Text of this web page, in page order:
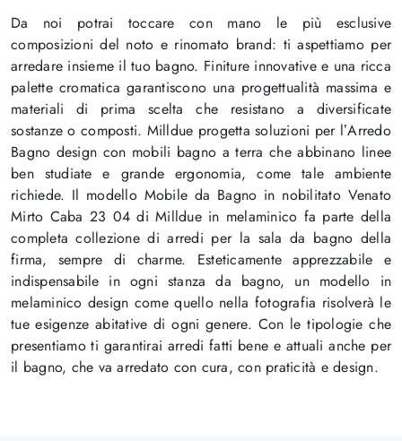
Da noi potrai toccare con mano le più esclusive
composizioni del noto e rinomato brand: ti aspettiamo per
arredare insieme il tuo bagno. Finiture innovative e una ricca
palette cromatica garantiscono una progettualità massima e
materiali di prima scelta che resistano a diversificate
sostanze o composti. Milldue progetta soluzioni per l’Arredo
Bagno design con mobili bagno a terra che abbinano linee
ben studiate e grande ergonomia, come tale ambiente
richiede. Il modello Mobile da Bagno in nobilitato Venato
Mirto Caba 23 04 di Milldue in melaminico fa parte della
completa collezione di arredi per la sala da bagno della
firma, sempre di charme. Esteticamente apprezzabile e
indispensabile in ogni stanza da bagno, un modello in
melaminico design come quello nella fotografia risolverà le
tue esigenze abitative di ogni genere. Con le tipologie che
presentiamo ti garantirai arredi fatti bene e attuali anche per
il bagno, che va arredato con cura, con praticità e design.